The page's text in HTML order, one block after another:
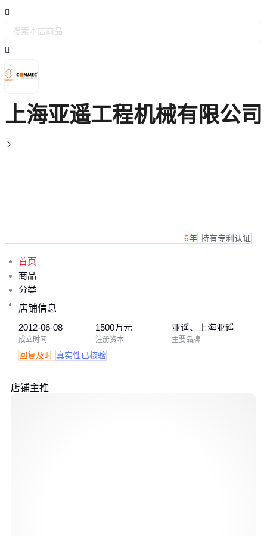
上海亚遥工程机械有限公司

6年 持有专利认证
首页
商品
分类
档案
店铺信息
2012-06-08
成立时间
1500万元
注册资本
亚遥、上海亚遥
主要品牌
回复及时 真实性已核验
店铺主推